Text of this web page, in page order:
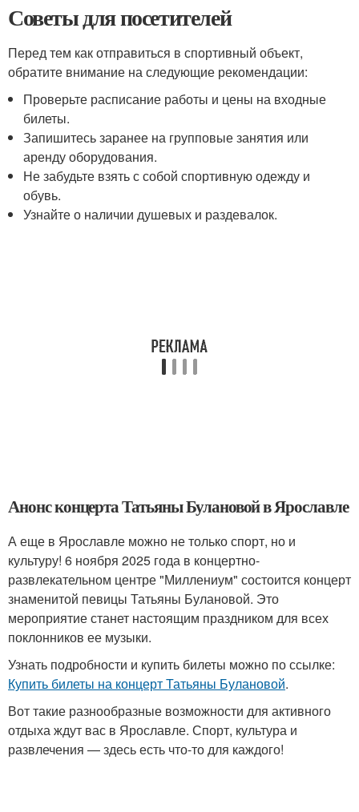
Советы для посетителей
Перед тем как отправиться в спортивный объект,
обратите внимание на следующие рекомендации:
Проверьте расписание работы и цены на входные
билеты.
Запишитесь заранее на групповые занятия или
аренду оборудования.
Не забудьте взять с собой спортивную одежду и
обувь.
Узнайте о наличии душевых и раздевалок.
Анонс концерта Татьяны Булановой в Ярославле
А еще в Ярославле можно не только спорт, но и
культуру! 6 ноября 2025 года в концертно-
развлекательном центре "Миллениум" состоится концерт
знаменитой певицы Татьяны Булановой. Это
мероприятие станет настоящим праздником для всех
поклонников ее музыки.
Узнать подробности и купить билеты можно по ссылке:
Купить билеты на концерт Татьяны Булановой.
Вот такие разнообразные возможности для активного
отдыха ждут вас в Ярославле. Спорт, культура и
развлечения — здесь есть что-то для каждого!